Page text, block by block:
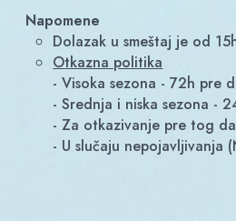
Napomene
Dolazak u smeštaj je od
Otkazna politika
- Visoka sezona - 72h pre
- Srednja i niska sezona -
- Za otkazivanje pre tog
- U slučaju nepojavljivanja